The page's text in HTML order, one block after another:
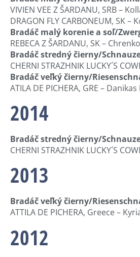
VIVIEN VEE Z ŠARDANU, SRB –
DRAGON FLY CARBONEUM, SK
Bradáč malý korenie a soľ/
REBECA Z ŠARDANU, SK –
Bradáč stredný čierny/
CHERNI STRAZHNIK LUCKY´S
Bradáč veľký čierny/
ATILA DE PICHERA, GRE –
2014
Bradáč stredný čierny/
CHERNI STRAZHNIK LUCKY´S
2013
Bradáč veľký čierny/
ATTILA DE PICHERA, Greece –
2012